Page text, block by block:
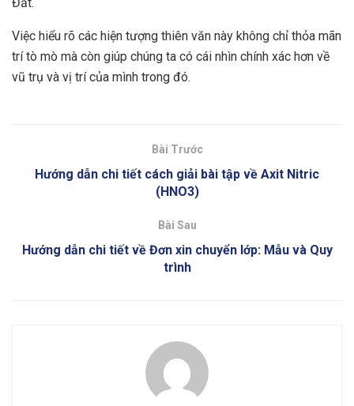
Việc hiểu rõ các hiện tượng thiên văn này không chỉ thỏa mãn
trí tò mò mà còn giúp chúng ta có cái nhìn chính xác hơn về
vũ trụ và vị trí của mình trong đó.
Bài Trước
Hướng dẫn chi tiết cách giải bài tập về Axit Nitric
(HNO3)
Bài Sau
Hướng dẫn chi tiết về Đơn xin chuyển lớp: Mẫu và Quy
trình